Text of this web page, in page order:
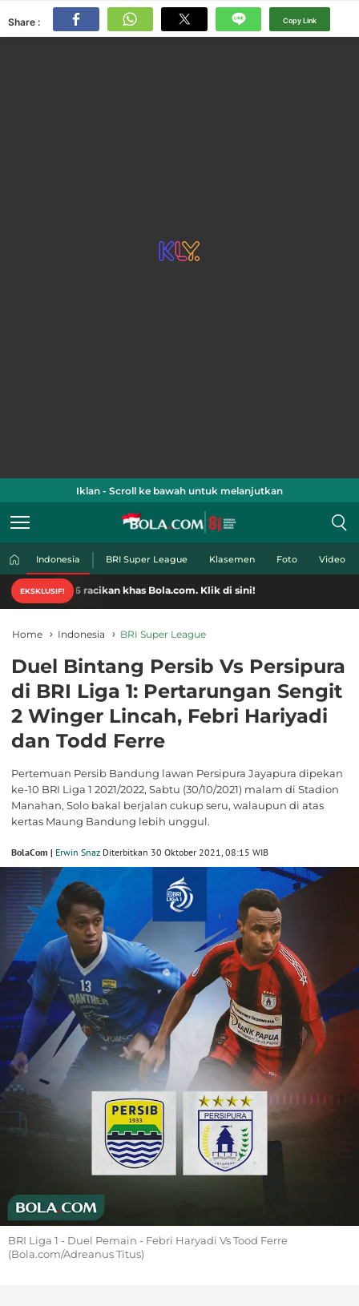
Share : Copy Link
Iklan - Scroll ke bawah untuk melanjutkan
Indonesia BRI Super League Klasemen Foto Video
EKSKLUSIF!khas Bola.com. Klik di sini!
Home Indonesia BRI Super League
Duel Bintang Persib Vs Persipura
di BRI Liga 1: Pertarungan Sengit
2 Winger Lincah, Febri Hariyadi
dan Todd Ferre
Pertemuan Persib Bandung lawan Persipura Jayapura dipekan
ke-10 BRI Liga 1 2021/2022, Sabtu (30/10/2021) malam di Stadion
Manahan, Solo bakal berjalan cukup seru, walaupun di atas
kertas Maung Bandung lebih unggul.
BolaCom | Erwin Snaz Diterbitkan 30 Oktober 2021, 08:15 WIB
BRI Liga 1 - Duel Pemain - Febri Haryadi Vs Tood Ferre
(Bola.com/Adreanus Titus)